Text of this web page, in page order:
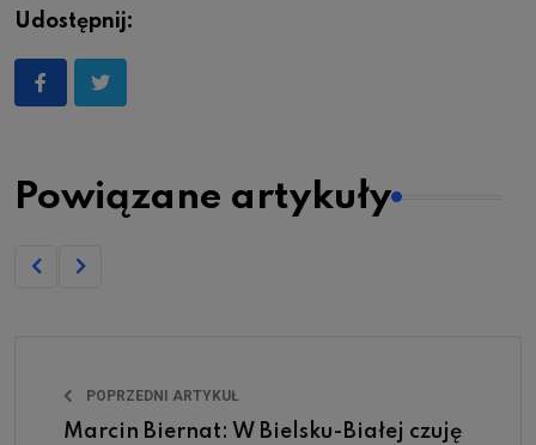
Udostępnij:
Powiązane artykuły
POPRZEDNI ARTYKUŁ
Marcin Biernat: W Bielsku-Białej czuję